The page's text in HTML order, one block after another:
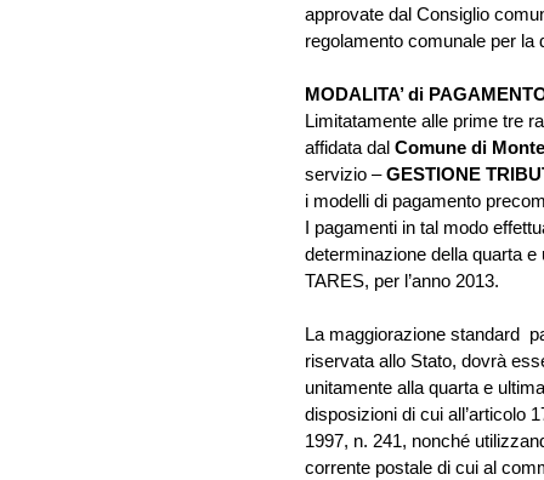
approvate dal Consiglio
regolamento comunale per la
MODALITA’ di
Limitatamente alle prime tre
affidata dal Comune di
servizio –GESTIONE
i modelli di pagamento
I pagamenti in tal modo
determinazione della quarta
TARES, per l’anno 2013.
La maggiorazione standard
riservata allo Stato, dovrà
unitamente alla quarta e
disposizioni di cui all’articolo
1997, n. 241, nonché
corrente postale di cui al